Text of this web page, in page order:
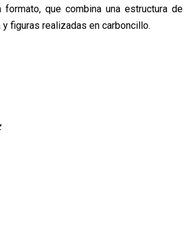
formato, que combina una estructura de
figuras realizadas en carboncillo.